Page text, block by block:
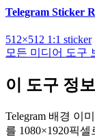
Telegram Sticker
512×512 1:1 sticker
모든 미디어 도구
이 도구 정보
Telegram 배경 이
를 1080×1920픽